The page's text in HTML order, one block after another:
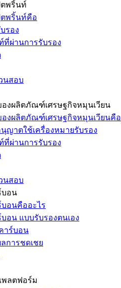
พริ้นท์
พริ้นท์คือ
รอง
ผ่านการรับรอง
นสอบ
งผลิตภัณฑ์เศรษฐกิจหมุนเวียน
งผลิตภัณฑ์เศรษฐกิจหมุนเวียนคือ
ญาตใช้เครื่องหมายรับรอง
ผ่านการรับรอง
นสอบ
บอน
อนคืออะไร
อน แบบรับรองตนเอง
าร์บอน
การชดเชย
ลตฟอร์ม